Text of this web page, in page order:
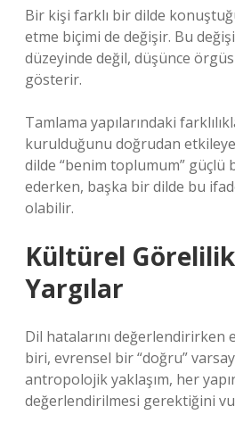
Bir kişi farklı bir dilde
etme biçimi de değişir. Bu
düzeyinde değil, düşünce
gösterir.
Tamlama yapılarındaki
kurulduğunu doğrudan
dilde “benim toplumum” güçlü
ederken, başka bir dilde bu
olabilir.
Kültürel
Yargılar
Dil hatalarını değerlendirirken
biri, evrensel bir “doğru”
antropolojik yaklaşım, her
değerlendirilmesi gerektiğini